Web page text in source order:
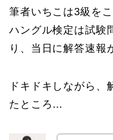
筆者いちこは3級を
ハングル検定は試験
り、当日に解答速報
ドキドキしながら、
たところ…